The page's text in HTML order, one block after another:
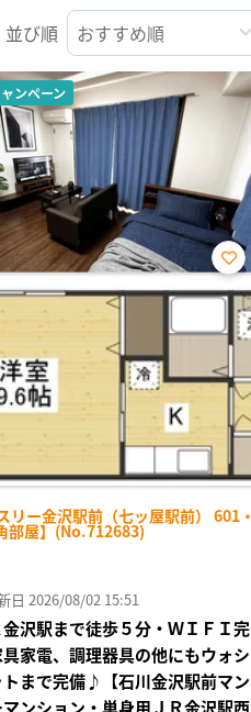
並び順
ンペーン
リー金沢駅前（七ッ屋駅前） 601・
部屋】(No.712683)
お気
に入
り登
録
日 2026/08/02 15:51
金沢駅まで徒歩５分・ＷＩＦＩ完
家電、調理器具の他にもウォシ
トまで完備♪【石川金沢駅前マン
マンション・単身用ＪＲ金沢駅西